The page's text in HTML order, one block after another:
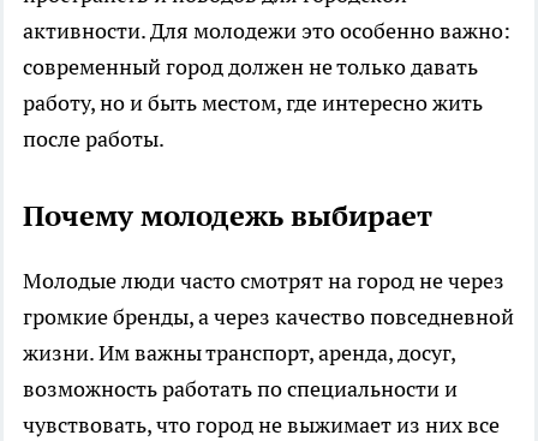
активности. Для молодежи это особенно важно:
современный город должен не только давать
работу, но и быть местом, где интересно жить
после работы.
Почему молодежь выбирает
Молодые люди часто смотрят на город не через
громкие бренды, а через качество повседневной
жизни. Им важны транспорт, аренда, досуг,
возможность работать по специальности и
чувствовать, что город не выжимает из них все